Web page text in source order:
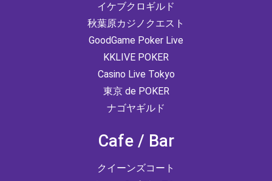
イケブクロギルド
秋葉原カジノクエスト
GoodGame Poker Live
KKLIVE POKER
Casino Live Tokyo
東京 de POKER
ナゴヤギルド
Cafe / Bar
クイーンズコート